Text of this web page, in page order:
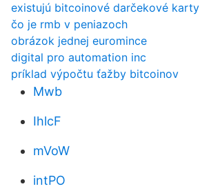
existujú bitcoinové darčekové karty
čo je rmb v peniazoch
obrázok jednej euromince
digital pro automation inc
príklad výpočtu ťažby bitcoinov
Mwb
IhlcF
mVoW
intPO